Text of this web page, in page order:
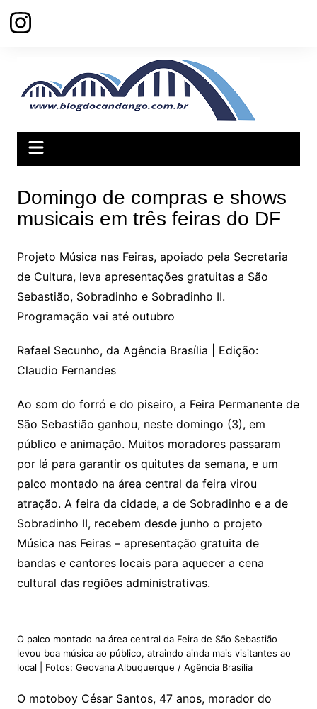
para
Domingo de compras e shows
musicais em três feiras do DF
Projeto Música nas Feiras, apoiado pela Secretaria
de Cultura, leva apresentações gratuitas a São
Sebastião, Sobradinho e Sobradinho II.
Programação vai até outubro
Rafael Secunho, da Agência Brasília | Edição:
Claudio Fernandes
Ao som do forró e do piseiro, a Feira Permanente de
São Sebastião ganhou, neste domingo (3), em
público e animação. Muitos moradores passaram
por lá para garantir os quitutes da semana, e um
palco montado na área central da feira virou
atração. A feira da cidade, a de Sobradinho e a de
Sobradinho II, recebem desde junho o projeto
Música nas Feiras – apresentação gratuita de
bandas e cantores locais para aquecer a cena
cultural das regiões administrativas.
O palco montado na área central da Feira de São Sebastião
levou boa música ao público, atraindo ainda mais visitantes ao
local | Fotos: Geovana Albuquerque / Agência Brasília
O motoboy César Santos, 47 anos, morador do